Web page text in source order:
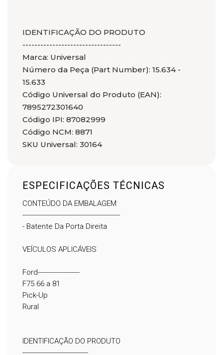
IDENTIFICAÇÃO DO PRODUTO
---------------------------------
Marca: Universal
Número da Peça (Part Number): 15.634 -
15.633
Código Universal do Produto (EAN):
7895272301640
Código IPI: 87082999
Código NCM: 8871
SKU Universal: 30164
ESPECIFICAÇÕES TÉCNICAS
CONTEÚDO DA EMBALAGEM
-------------------------------------------------
- Batente Da Porta Direita
VEÍCULOS APLICÁVEIS
Ford---------------------
F75 66 a 81
Pick-Up
Rural
IDENTIFICAÇÃO DO PRODUTO
---------------------------------